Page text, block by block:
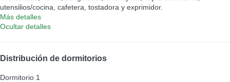
utensilios/cocina, cafetera, tostadora y exprimidor.
Más detalles
Ocultar detalles
Distribución de dormitorios
Dormitorio 1